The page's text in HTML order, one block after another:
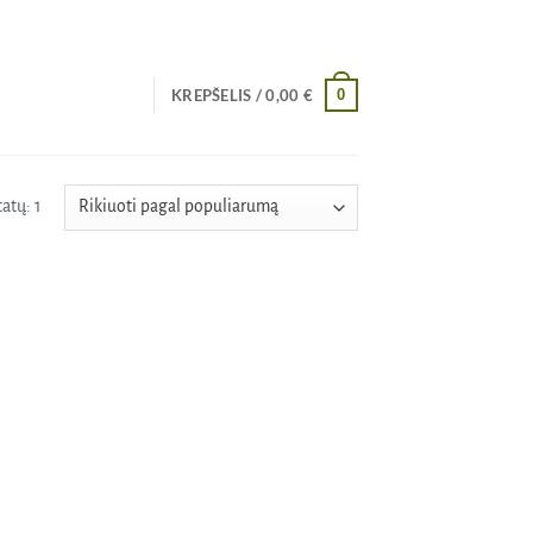
KREPŠELIS /0,00 € 0
1